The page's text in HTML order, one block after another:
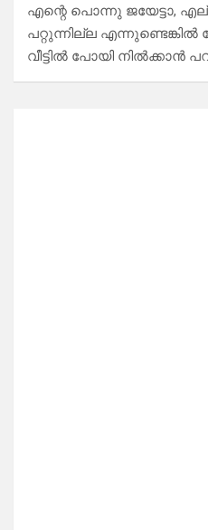
എന്റെ പൊന്നു ജയേട്ടാ,
പറ്റുന്നില്ല എന്നുണ്ടെങ്കിൽ
വീട്ടിൽ പോയി നിൽക്കാൻ